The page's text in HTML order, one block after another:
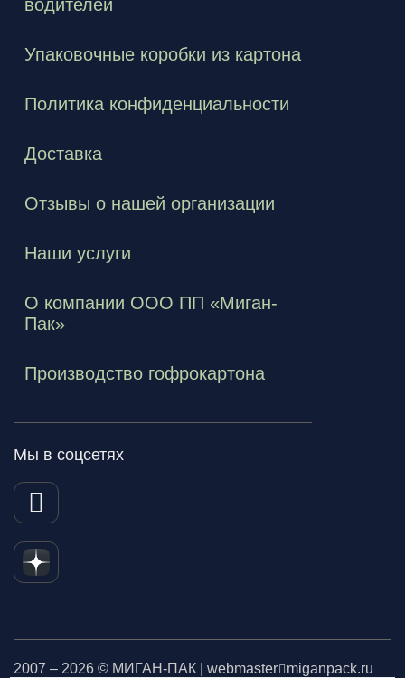
водителей
Упаковочные коробки из картона
Политика конфиденциальности
Доставка
Отзывы о нашей организации
Наши услуги
О компании ООО ПП «Миган-
Пак»
Производство гофрокартона
Мы в соцсетях
2007 – 2026 © МИГАН-ПАК | webmaster miganpack.ru